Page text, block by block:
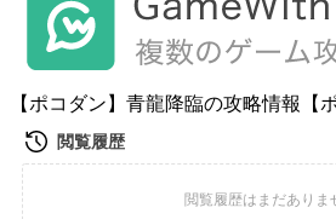
【ポコダン】青龍降臨の攻略情報【